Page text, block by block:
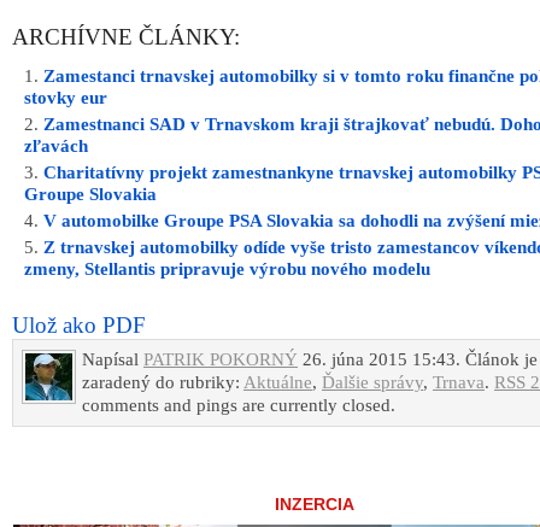
ARCHÍVNE ČLÁNKY:
Zamestanci trnavskej automobilky si v tomto roku finančne
stovky eur
Zamestnanci SAD v Trnavskom kraji štrajkovať nebudú.
zľavách
Charitatívny projekt zamestnankyne trnavskej automobilky
Groupe Slovakia
V automobilke Groupe PSA Slovakia sa dohodli na zvýšení
Z trnavskej automobilky odíde vyše tristo zamestancov
zmeny, Stellantis pripravuje výrobu nového modelu
Ulož ako PDF
Napísal PATRIK POKORNÝ 26. júna 2015 15:43. Článok je
zaradený do rubriky: Aktuálne, Ďalšie správy, Trnava. RSS
comments and pings are currently closed.
INZERCIA